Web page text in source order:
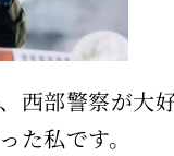
西部警察が大
た私です。